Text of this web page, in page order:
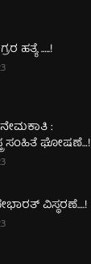
ಹತ್ಯೆ …..!
:
ಸಂಹಿತೆ ಘೋಷಣೆ…!
ವಿಸ್ಥರಣೆ….!